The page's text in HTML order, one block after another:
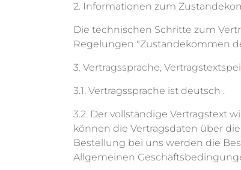
2. Informationen zum
Die technischen Schritte zum
Regelungen "Zustandekommen
3. Vertragssprache,
3.1. Vertragssprache ist deutsch .
3.2. Der vollständige Vertragstext
können die Vertragsdaten über
Bestellung bei uns werden die
Allgemeinen